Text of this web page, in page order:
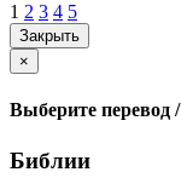
1 2 3 4 5
Закрыть
×
Выберите перевод
Библии